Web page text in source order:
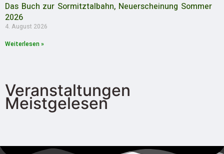
Das Buch zur Sormitztalbahn, Neuerscheinung Sommer
2026
4. August 2026
Weiterlesen »
Veranstaltungen
Meistgelesen